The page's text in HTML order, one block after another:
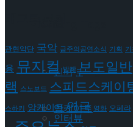
인터뷰
앙케이트
Trending Tags
인터뷰
관현악단 국악 금주의공연소식 기획
용 뮤지컬 발레 보도일반
랙 스노보드 스피드스케이
스하키 앙케이트 연극 영화 오페라